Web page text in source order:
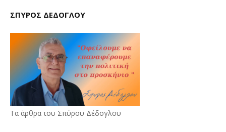
ΣΠΥΡΟΣ ΔΕΔΟΓΛΟΥ
Τα άρθρα του Σπύρου Δέδογλου